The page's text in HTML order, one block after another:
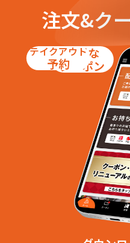
注文&ク
お得な
クーポン
テイクアウト
予約